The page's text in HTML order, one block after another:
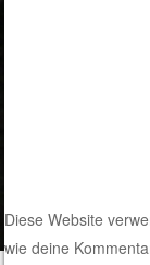
Diese Website
wie deine